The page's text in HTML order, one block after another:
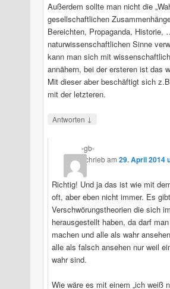
Außerdem sollte man nicht die
gesellschaftlichen
Bereichten, Propaganda, Historie,
naturwissenschaftlichen Sinne
kann man sich mit
annähern, bei der ersteren ist das
Mit dieser aber beschäftigt sich
mit der letzteren.
Antworten ↓
-gb-
schriebam29. April 2014
Richtig! Und ja das ist wie mit
oft, aber eben nicht immer. Es
Verschwörungstheorien die sich
herausgestellt haben, da darf
machen und alle als wahr
alle als falsch ansehen nur weil
wahr sind.
Wie wäre es mit einem „ich weiß